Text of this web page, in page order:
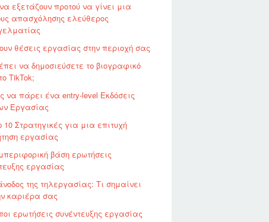
εξετάζουν προτού να γίνει μια
απασχόλησης ελεύθερος
θέσεις εργασίας στην περιοχή σας
να δημοσιεύσετε το βιογραφικό
TikTok;
να πάρει ένα entry-level Εκδόσεις
Εργασίας
10 Στρατηγικές για μια επιτυχή
εργασίας
βάση ερωτήσεις
εργασίας
της τηλεργασίας: Τι σημαίνει
καριέρα σας
ερωτήσεις συνέντευξης εργασίας